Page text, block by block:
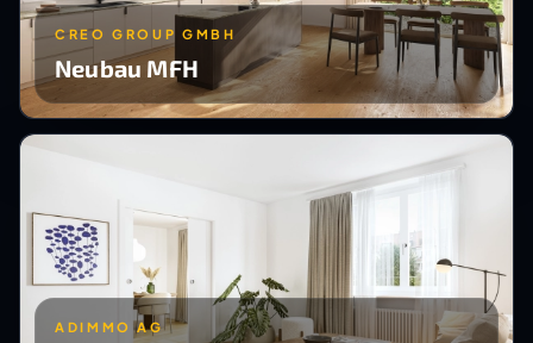
CREO GROUP GMBH
Neubau MFH
ADIMMO AG